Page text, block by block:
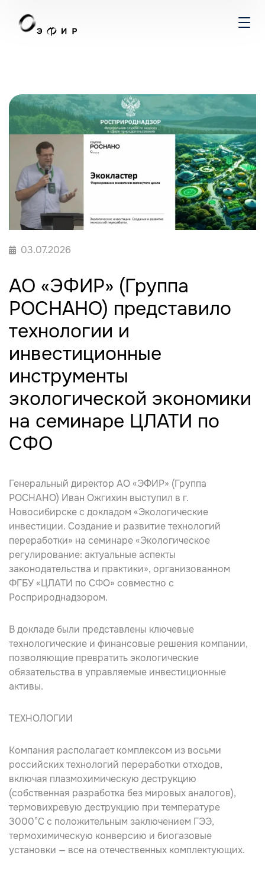
03.07.2026
АО «ЭФИР» (Группа
РОСНАНО) представило
технологии и
инвестиционные
инструменты
экологической экономики
на семинаре ЦЛАТИ по
СФО
Генеральный директор АО «ЭФИР» (Группа
РОСНАНО) Иван Ожгихин выступил в г.
Новосибирске с докладом «Экологические
инвестиции. Создание и развитие технологий
переработки» на семинаре «Экологическое
регулирование: актуальные аспекты
законодательства и практики», организованном
ФГБУ «ЦЛАТИ по СФО» совместно с
Росприроднадзором.
В докладе были представлены ключевые
технологические и финансовые решения компании,
позволяющие превратить экологические
обязательства в управляемые инвестиционные
активы.
ТЕХНОЛОГИИ
Компания располагает комплексом из восьми
российских технологий переработки отходов,
включая плазмохимическую деструкцию
(собственная разработка без мировых аналогов),
термовихревую деструкцию при температуре
3000°C с положительным заключением ГЭЭ,
термохимическую конверсию и биогазовые
установки — все на отечественных комплектующих.